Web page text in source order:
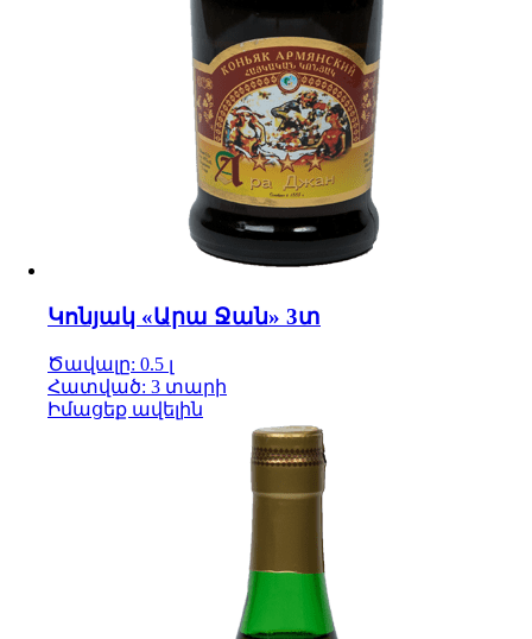
Կոնյակ «Արա Ջան» 3տ
Ծավալը: 0.5 լ
Հատված: 3 տարի
Իմացեք ավելին